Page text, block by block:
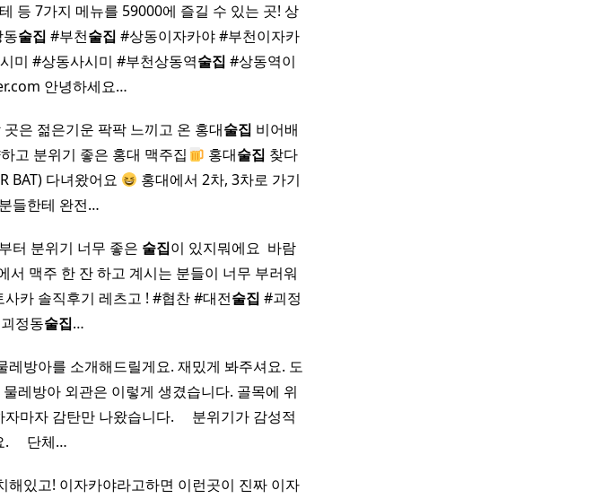
등 7가지 메뉴를 59000에 즐길 수 있는 곳! 상
술집 #부천술집 #상동이자카야 #부천이자카
미 #상동사시미 #부천상동역술집 #상동역이
안녕하세요…
은 젊은기운 팍팍 느끼고 온 홍대술집 비어배
고 분위기 좋은 홍대 맥주집 홍대술집 찾다
BAT) 다녀왔어요
홍대에서 2차, 3차로 가기
들한테 완전…
터 분위기 너무 좋은 술집이 있지뭐에요 ​ 바람
맥주 한 잔 하고 계시는 분들이 너무 부러워
사카 솔직후기 레츠고 ! #협찬 #대전술집 #괴정
정동술집…
레방아를 소개해드릴게요. 재밌게 봐주셔요. 도
물레방아 외관은 이렇게 생겼습니다. 골목에 위
마자 감탄만 나왔습니다. ​ ​ ​ ​ 분위기가 감성적
. ​ ​ ​ ​ 단체…
있고! 이자카야라고하면 이런곳이 진짜 이자